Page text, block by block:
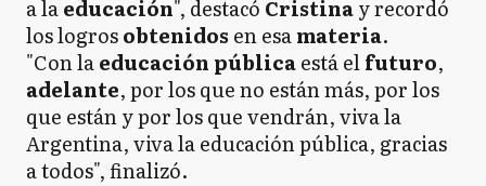
a laeducación", destacó Cristinay recordó
los logrosobtenidos en esamateria.
"Con laeducación públicaestá elfuturo,
adelante, por los que no están más, por los
que están y por los que vendrán, viva la
Argentina, viva la educación pública, gracias
a todos", finalizó.